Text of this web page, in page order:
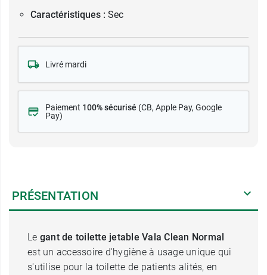
Caractéristiques : Sec
Livré mardi
Paiement 100% sécurisé (CB, Apple Pay, Google
Pay)
PRÉSENTATION
Le gant de toilette jetable Vala Clean Normal
est un accessoire d'hygiène à usage unique qui
s'utilise pour la toilette de patients alités, en